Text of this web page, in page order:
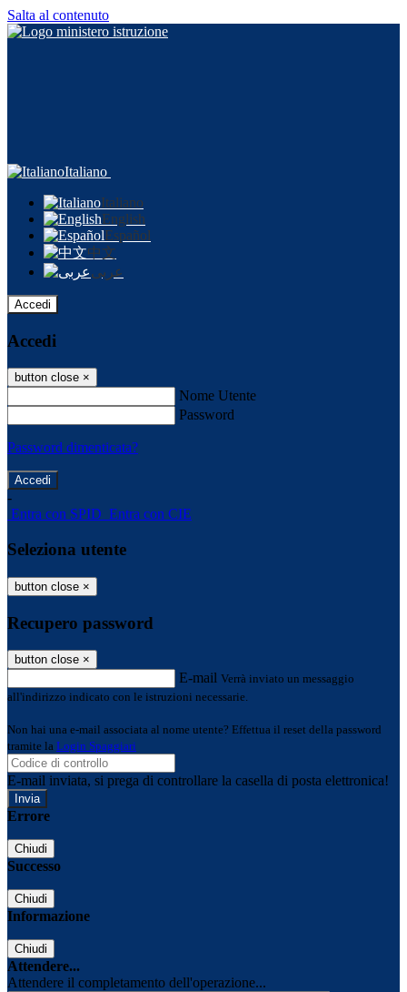
Salta al contenuto
Italiano
Italiano
English
Español
中文
عربى
Accedi
Accedi
button close ×
Nome Utente
Password
Password dimenticata?
-
Entra con SPID Entra con CIE
Seleziona utente
button close ×
Recupero password
button close ×
E-mail Verrà inviato un messaggio
all'indirizzo indicato con le istruzioni necessarie.
Non hai una e-mail associata al nome utente? Effettua il reset della password
tramite la Login Spaggiari
E-mail inviata, si prega di controllare la casella di posta elettronica!
Errore
Chiudi
Successo
Chiudi
Informazione
Chiudi
Attendere...
Attendere il completamento dell'operazione...